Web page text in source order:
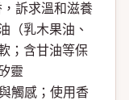
，訴求溫和滋養
（乳木果油、
；含甘油等保
靈
觸感；使用香